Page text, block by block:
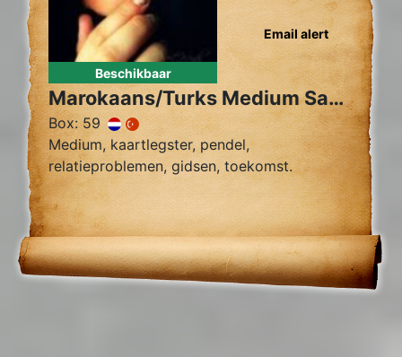
Beschikbaar
Email alert
Marokaans/Turks Medium Sahara
Box: 59
Medium, kaartlegster, pendel,
relatieproblemen, gidsen, toekomst.